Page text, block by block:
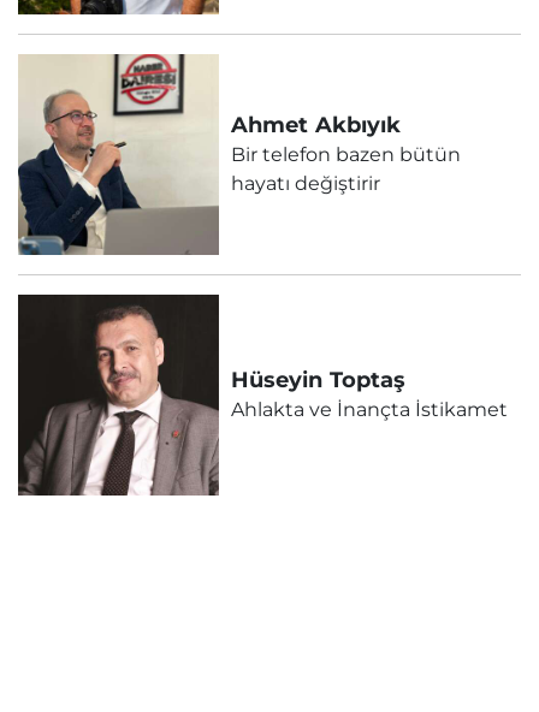
Ahmet Akbıyık
Bir telefon bazen bütün
hayatı değiştirir
Hüseyin Toptaş
Ahlakta ve İnançta İstikamet